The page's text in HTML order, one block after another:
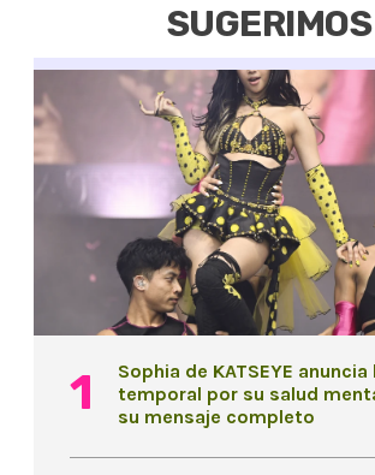
SUGERIMOS
Sophia de KATSEYE
temporal por su salud
su mensaje completo